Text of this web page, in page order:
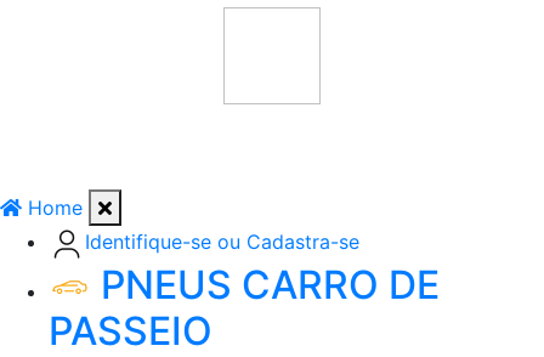
Home
Identifique-se ou Cadastra-se
PNEUS CARRO DE
PASSEIO